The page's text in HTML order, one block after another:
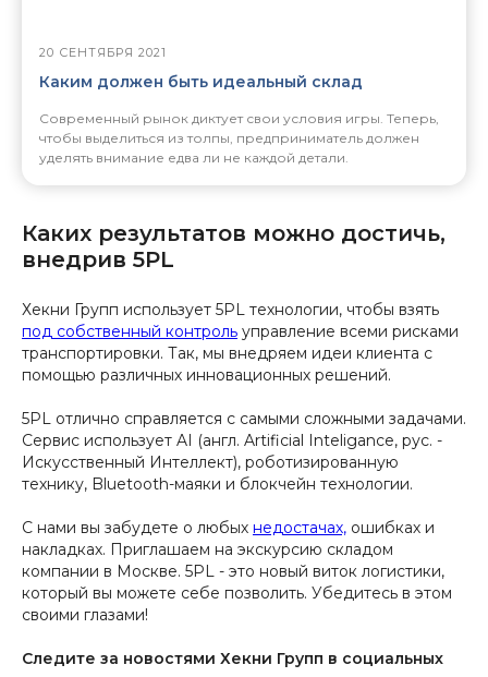
20 СЕНТЯБРЯ 2021
Каким должен быть идеальный склад
Современный рынок диктует свои условия игры. Теперь,
чтобы выделиться из толпы, предприниматель должен
уделять внимание едва ли не каждой детали.
Каких результатов можно достичь,
внедрив 5PL
Хекни Групп использует 5PL технологии, чтобы взять
под собственный контроль управление всеми рисками
транспортировки. Так, мы внедряем идеи клиента с
помощью различных инновационных решений.
5PL отлично справляется с самыми сложными задачами.
Сервис использует AI (англ. Artificial Inteligance, рус. -
Искусственный Интеллект), роботизированную
технику, Bluetooth-маяки и блокчейн технологии.
С нами вы забудете о любых недостачах, ошибках и
накладках. Приглашаем на экскурсию складом
компании в Москве. 5PL - это новый виток логистики,
который вы можете себе позволить. Убедитесь в этом
своими глазами!
Следите за новостями Хекни Групп в социальных